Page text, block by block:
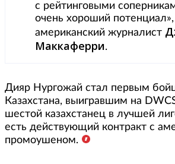
с рейтинговыми
очень хороший
американский журналист
Маккаферри.
Дияр Нургожай стал первым
Казахстана, выигравшим на
шестой казахстанец в лучшей
есть действующий контракт с
промоушеном.